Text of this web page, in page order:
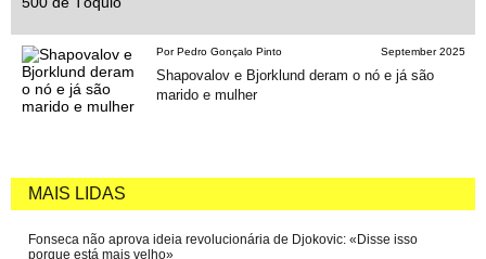
Por Pedro Gonçalo Pinto September 2025
Shapovalov e Bjorklund deram o nó e já são
marido e mulher
MAIS LIDAS
Fonseca não aprova ideia revolucionária de Djokovic: «Disse isso
porque está mais velho»